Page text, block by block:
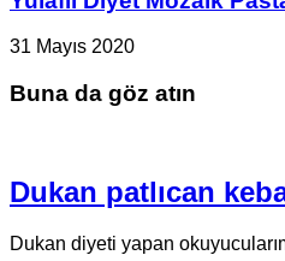
31 Mayıs 2020
Buna da göz atın
Dukan patlıcan
Dukan diyeti yapan